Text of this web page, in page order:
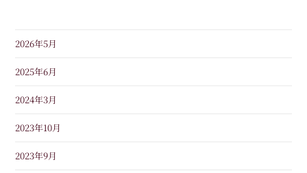
2026年5月
2025年6月
2024年3月
2023年10月
2023年9月